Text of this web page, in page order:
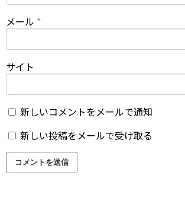
メール *
サイト
新しいコメントをメールで通知
新しい投稿をメールで受け取る